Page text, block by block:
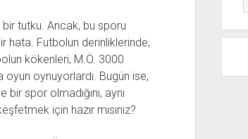
tutku. Ancak, bu sporu
hata. Futbolun derinliklerinde,
kökenleri, M.Ö. 3000
oyun oynuyorlardı. Bugün ise,
spor olmadığını, aynı
için hazır mısınız?